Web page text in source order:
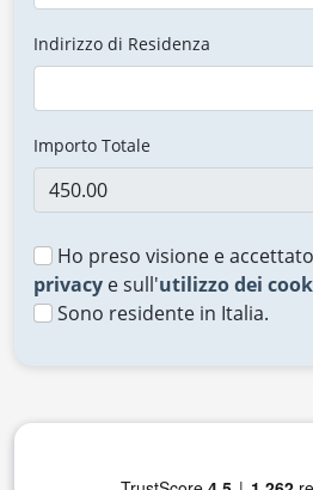
Indirizzo di Residenza
Importo Totale
Ho preso visione e
privacy e sull'utilizzo dei
Sono residente in Italia.